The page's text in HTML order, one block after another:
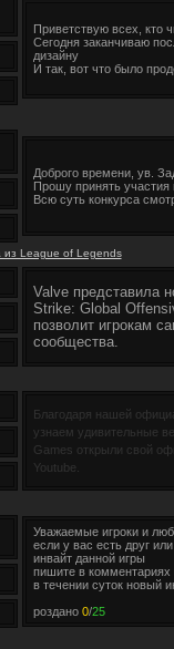
Приветствую всех, кто
Сегодня заканчиваю
дизайну
И так, вот что было
Доброго времени, ув.
Прошу принять участия
Всю суть конкурса
из League of Legends
Valve представила
Strike: Global
позволит игрокам
сообщества.
Благодаря нашей
узнаем удивительные
Games открыли свой
Youtube.
Уважаемые игроки и
если у вас есть друг
инвайт данной игры
пишите в
в течении суток новый
роздано 0/25